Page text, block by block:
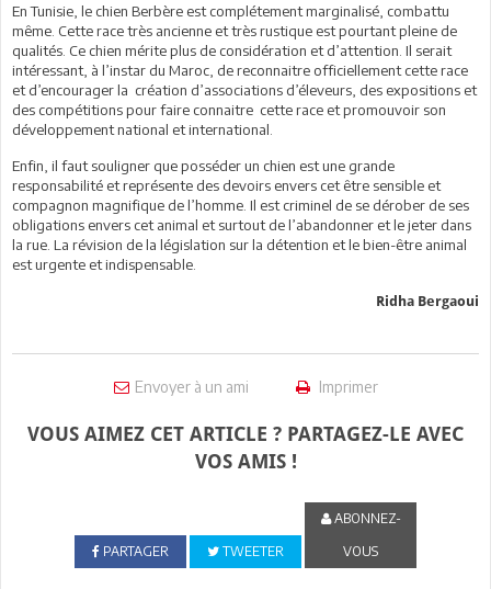
En Tunisie, le chien Berbère est complétement marginalisé, combattu
même. Cette race très ancienne et très rustique est pourtant pleine de
qualités. Ce chien mérite plus de considération et d’attention. Il serait
intéressant, à l’instar du Maroc, de reconnaitre officiellement cette race
et d’encourager la création d’associations d’éleveurs, des expositions et
des compétitions pour faire connaitre cette race et promouvoir son
développement national et international.
Enfin, il faut souligner que posséder un chien est une grande
responsabilité et représente des devoirs envers cet être sensible et
compagnon magnifique de l’homme. Il est criminel de se dérober de ses
obligations envers cet animal et surtout de l’abandonner et le jeter dans
la rue. La révision de la législation sur la détention et le bien-être animal
est urgente et indispensable.
Ridha Bergaoui
Envoyer à un ami Imprimer
VOUS AIMEZ CET ARTICLE ? PARTAGEZ-LE AVEC
VOS AMIS !
PARTAGER TWEETER
ABONNEZ-
VOUS